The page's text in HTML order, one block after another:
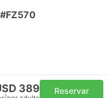
389 Reservar